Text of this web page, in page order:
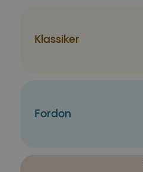
Klassiker
Fordon